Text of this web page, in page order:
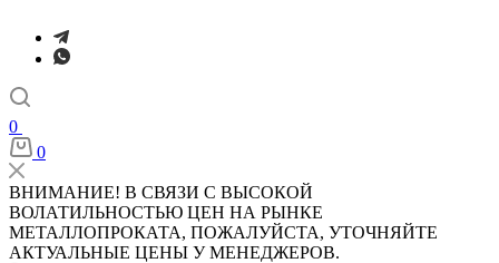
0
0
ВНИМАНИЕ! В СВЯЗИ С ВЫСОКОЙ
ВОЛАТИЛЬНОСТЬЮ ЦЕН НА РЫНКЕ
МЕТАЛЛОПРОКАТА, ПОЖАЛУЙСТА, УТОЧНЯЙТЕ
АКТУАЛЬНЫЕ ЦЕНЫ У МЕНЕДЖЕРОВ.